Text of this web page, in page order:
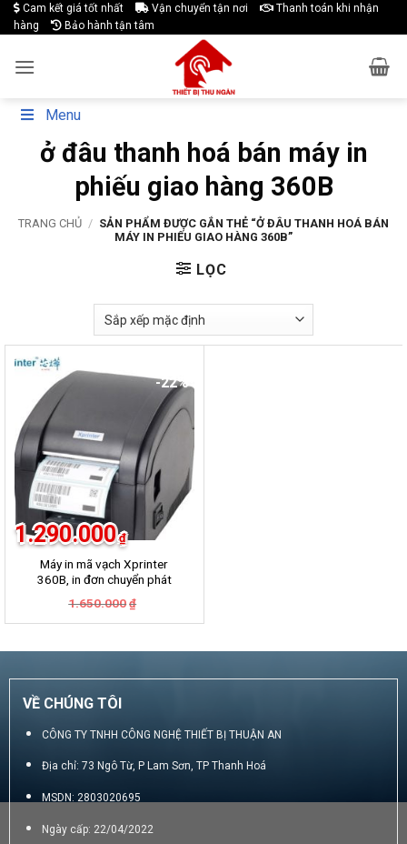
Skip
to
Cam kết giá tốt nhất Vận chuyển tận nơi
Thanh toán khi nhận
hàng
Bảo hành tận tâm
Menu
ở đâu thanh hoá bán máy in
phiếu giao hàng 360B
TRANG CHỦ / SẢN PHẨM ĐƯỢC GẮN THẺ “Ở ĐÂU THANH HOÁ BÁN
MÁY IN PHIẾU GIAO HÀNG 360B”
LỌC
-22%
Máy in mã vạch Xprinter
360B, in đơn chuyển phát
VNpost, Best, J&T
1.650.000 ₫
là:
1.290.000 ₫
tại
1.290.000₫.
VỀ CHÚNG TÔI
CÔNG TY TNHH CÔNG NGHỆ THIẾT BỊ THUẬN AN
Địa chỉ: 73 Ngô Từ, P Lam Sơn, TP Thanh Hoá
MSDN: 2803020695
Ngày cấp: 22/04/2022